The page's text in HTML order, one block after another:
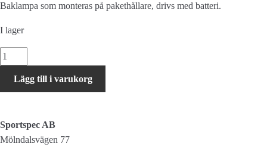
Baklampa som monteras på pakethållare, drivs med batteri.
I lager
Herrmans
H-
VisionLägg till i varukorg
Sportspec AB
Mölndalsvägen 77